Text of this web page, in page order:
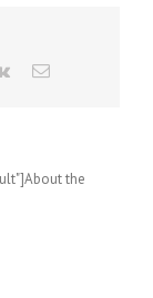
the